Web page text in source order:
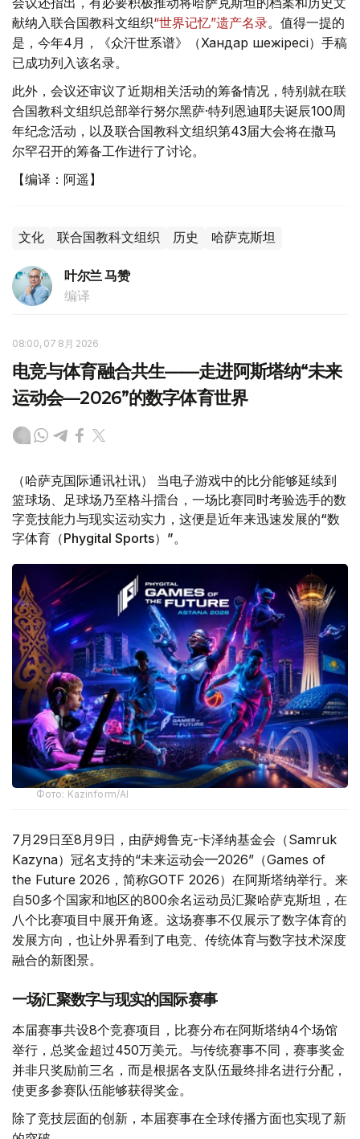
献纳入联合国教科文组织“世界记忆”遗产名录。值得一提的
是，今年4月，《众汗世系谱》（Хандар шежіресі）手稿
已成功列入该名录。
此外，会议还审议了近期相关活动的筹备情况，特别就在联
合国教科文组织总部举行努尔黑萨·特列恩迪耶夫诞辰100周
年纪念活动，以及联合国教科文组织第43届大会将在撒马
尔罕召开的筹备工作进行了讨论。
【编译：阿遥】
文化 联合国教科文组织 历史 哈萨克斯坦
叶尔兰 马赞
编译
08:00, 07 8月 2026
电竞与体育融合共生——走进阿斯塔纳“未来
运动会—2026”的数字体育世界
（哈萨克国际通讯社讯） 当电子游戏中的比分能够延续到
篮球场、足球场乃至格斗擂台，一场比赛同时考验选手的数
字竞技能力与现实运动实力，这便是近年来迅速发展的“数
字体育（Phygital Sports）”。
Фото: Kazinform/AI
7月29日至8月9日，由萨姆鲁克-卡泽纳基金会（Samruk
Kazyna）冠名支持的“未来运动会—2026”（Games of
the Future 2026，简称GOTF 2026）在阿斯塔纳举行。来
自50多个国家和地区的800余名运动员汇聚哈萨克斯坦，在
八个比赛项目中展开角逐。这场赛事不仅展示了数字体育的
发展方向，也让外界看到了电竞、传统体育与数字技术深度
融合的新图景。
一场汇聚数字与现实的国际赛事
本届赛事共设8个竞赛项目，比赛分布在阿斯塔纳4个场馆
举行，总奖金超过450万美元。与传统赛事不同，赛事奖金
并非只奖励前三名，而是根据各支队伍最终排名进行分配，
使更多参赛队伍能够获得奖金。
除了竞技层面的创新，本届赛事在全球传播方面也实现了新